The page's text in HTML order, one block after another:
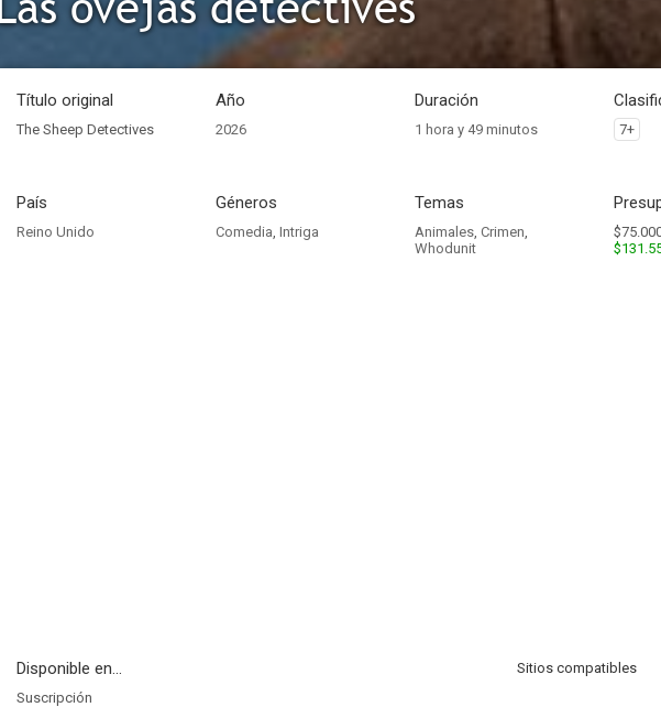
Título original
The Sheep Detectives
Año
2026
Duración
1 hora y 49 minutos 7+
País
Reino Unido
Géneros
Comedia, Intriga
Temas
Animales, Crimen,
Whodunit
Disponible en...
Sitios compatibles
Suscripción